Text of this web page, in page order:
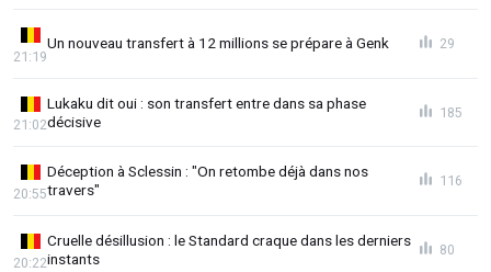
Un nouveau transfert à 12 millions se prépare à Genk
21:19
29
Lukaku dit oui : son transfert entre dans sa phase
décisive
21:02
185
Déception à Sclessin : "On retombe déjà dans nos
travers"
20:55
116
Cruelle désillusion : le Standard craque dans les derniers
instants
20:22
80